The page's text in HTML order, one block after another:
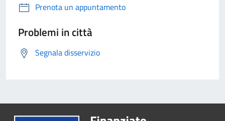
Prenota un appuntamento
Problemi in città
Segnala disservizio